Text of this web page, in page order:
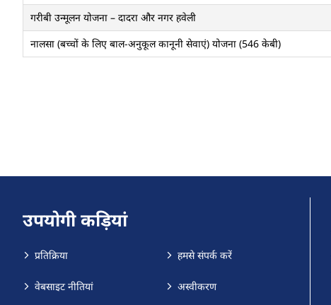
गरीबी उन्मूलन योजना – दादरा और नगर हवेली
नालसा (बच्चों के लिए बाल-अनुकूल कानूनी सेवाएं) योजना (546 केबी)
उपयोगी कड़ियां
प्रतिक्रिया
वेबसाइट नीतियां
हमसे संपर्क करें
अस्वीकरण